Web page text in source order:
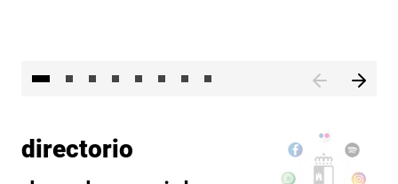
directorio